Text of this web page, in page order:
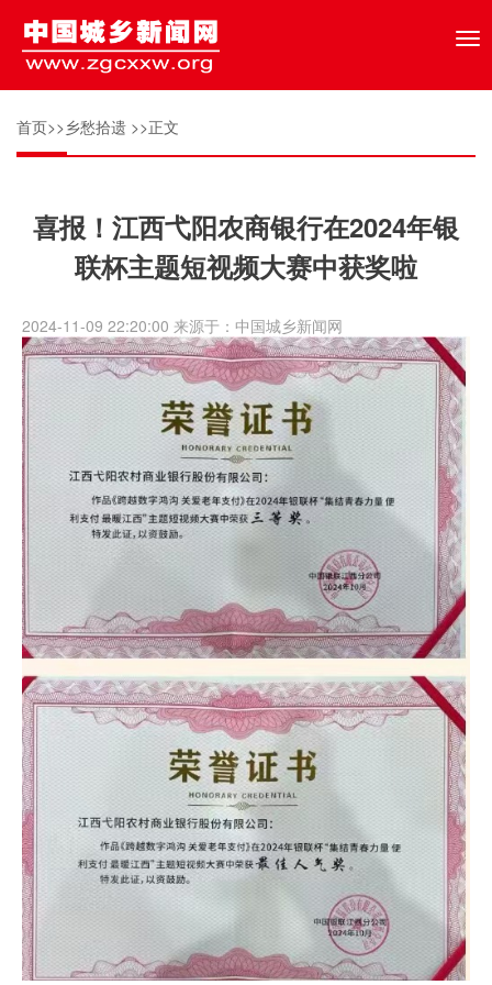
首页>>乡愁拾遗 >>正文
喜报！江西弋阳农商银行在2024年银
联杯主题短视频大赛中获奖啦
2024-11-09 22:20:00 来源于：中国城乡新闻网